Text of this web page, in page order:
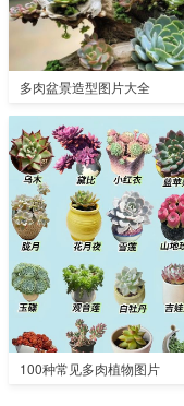
多肉盆景造型图片大全
100种常见多肉植物图片